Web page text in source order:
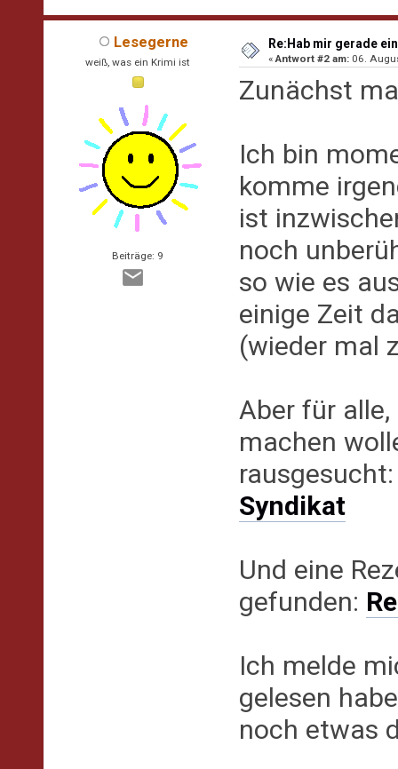
Lesegerne
weiß, was ein Krimi ist
Beiträge: 9
Re:Hab mir gerade
«Antwort #2 am: 06.
Zunächst
Ich bin
komme
ist
noch
so wie es
einige Zeit
(wieder mal
Aber für
machen
Syndikat
Und eine
gefunden:
Ich melde
gelesen
noch etwas